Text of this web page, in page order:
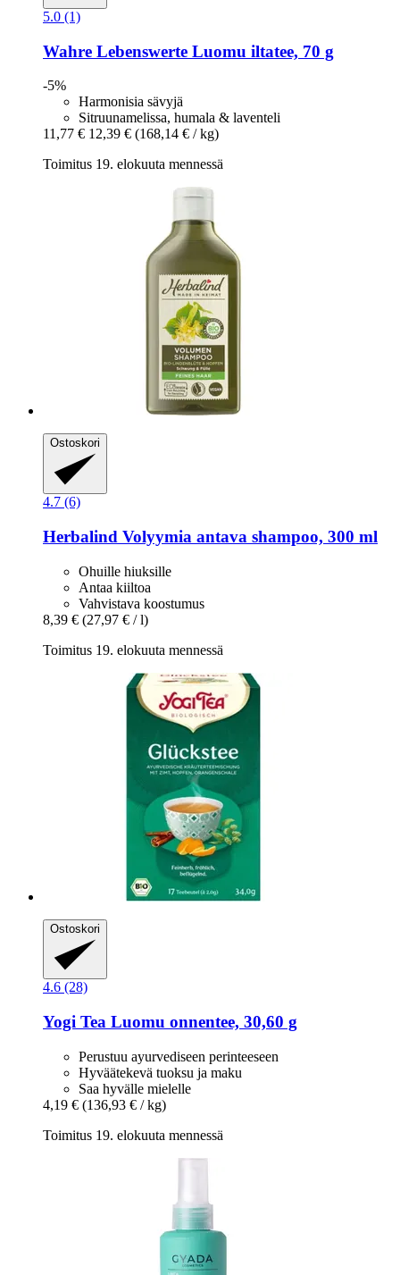
5.0 (1)
Wahre Lebenswerte Luomu iltatee, 70 g
-5%
Harmonisia sävyjä
Sitruunamelissa, humala & laventeli
11,77 € 12,39 € (168,14 € / kg)
Toimitus 19. elokuuta mennessä
Ostoskori
4.7 (6)
Herbalind Volyymia antava shampoo, 300 ml
Ohuille hiuksille
Antaa kiiltoa
Vahvistava koostumus
8,39 € (27,97 € / l)
Toimitus 19. elokuuta mennessä
Ostoskori
4.6 (28)
Yogi Tea Luomu onnentee, 30,60 g
Perustuu ayurvediseen perinteeseen
Hyväätekevä tuoksu ja maku
Saa hyvälle mielelle
4,19 € (136,93 € / kg)
Toimitus 19. elokuuta mennessä